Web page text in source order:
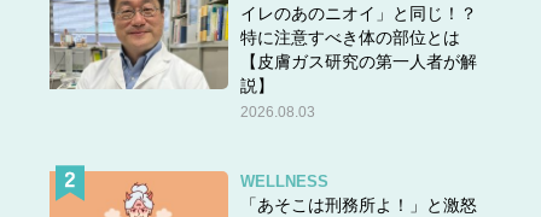
イレのあのニオイ」と同じ！？
特に注意すべき体の部位とは
【皮膚ガス研究の第一人者が解
説】
2026.08.03
WELLNESS
「あそこは刑務所よ！」と激怒